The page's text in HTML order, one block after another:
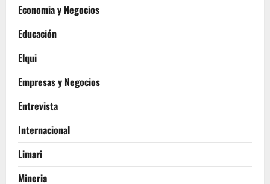
Economia y Negocios
Educación
Elqui
Empresas y Negocios
Entrevista
Internacional
Limari
Mineria